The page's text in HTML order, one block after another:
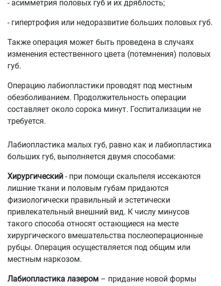
- асимметрия половых губ и их дряблость;
- гипертрофия или недоразвитие больших половых губ.
Также операция может быть проведена в случаях
изменения естественного цвета (потемнения) половых
губ.
Операцию лабиопластики проводят под местным
обезболиванием. Продолжительность операции
составляет около сорока минут. Госпитализации не
требуется.
Лабиопластика малых губ, равно как и лабиопластика
больших губ, выполняется двумя способами:
Хирургический - при помощи скальпеля иссекаются
лишние ткани и половым губам придаются
физиологически правильный и эстетически
привлекательный внешний вид. К числу минусов
такого способа относят остающиеся на месте
хирургического вмешательства послеоперационные
рубцы. Операция осуществляется под общим или
местным наркозом.
Лабиопластика лазером – придание новой формы